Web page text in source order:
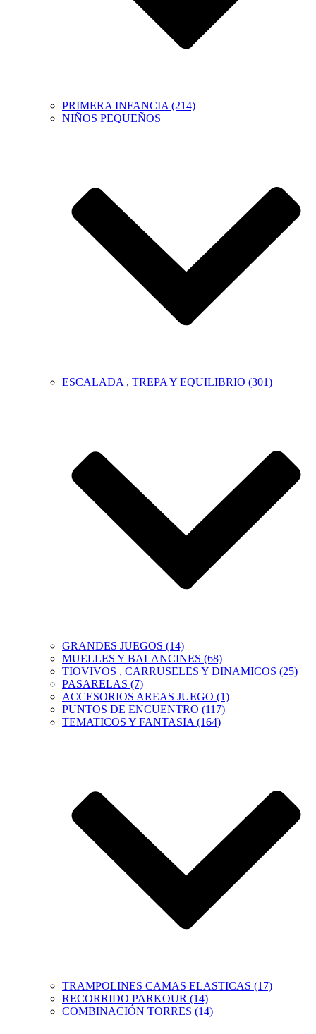
PRIMERA INFANCIA (214)
NIÑOS PEQUEÑOS
ESCALADA , TREPA Y EQUILIBRIO (301)
GRANDES JUEGOS (14)
MUELLES Y BALANCINES (68)
TIOVIVOS , CARRUSELES Y DINAMICOS (25)
PASARELAS (7)
ACCESORIOS AREAS JUEGO (1)
PUNTOS DE ENCUENTRO (117)
TEMATICOS Y FANTASIA (164)
TRAMPOLINES CAMAS ELASTICAS (17)
RECORRIDO PARKOUR (14)
COMBINACIÓN TORRES (14)